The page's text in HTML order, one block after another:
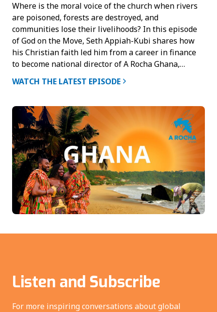
Where is the moral voice of the church when rivers
are poisoned, forests are destroyed, and
communities lose their livelihoods? In this episode
of God on the Move, Seth Appiah-Kubi shares how
his Christian faith led him from a career in finance
to become national director of A Rocha Ghana,…
WATCH THE LATEST EPISODE
Listen and Subscribe
For more inspiring conversations about global